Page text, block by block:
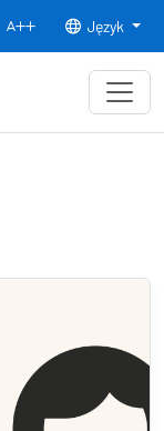
Normalny rozmiar czcionki
Rozmiar czcionki 150% Rozmiar
Język